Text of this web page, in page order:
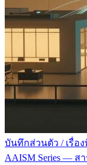
บันทึกส่วนตัว / เรื่อ
AAISM Series —